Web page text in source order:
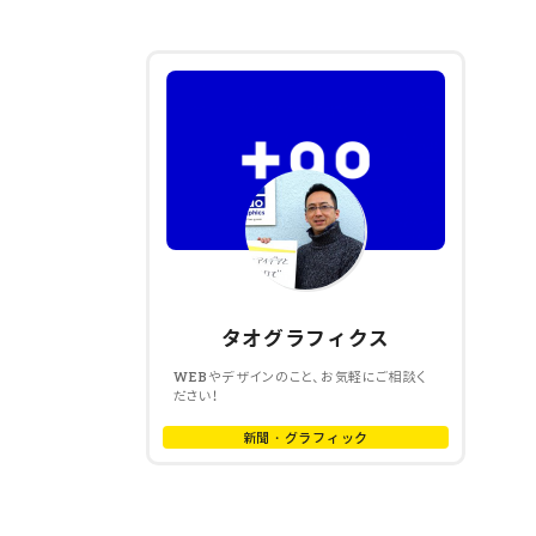
タオグラフィクス
WEBやデザインのこと、お気軽にご相談く
ださい！
新聞・グラフィック